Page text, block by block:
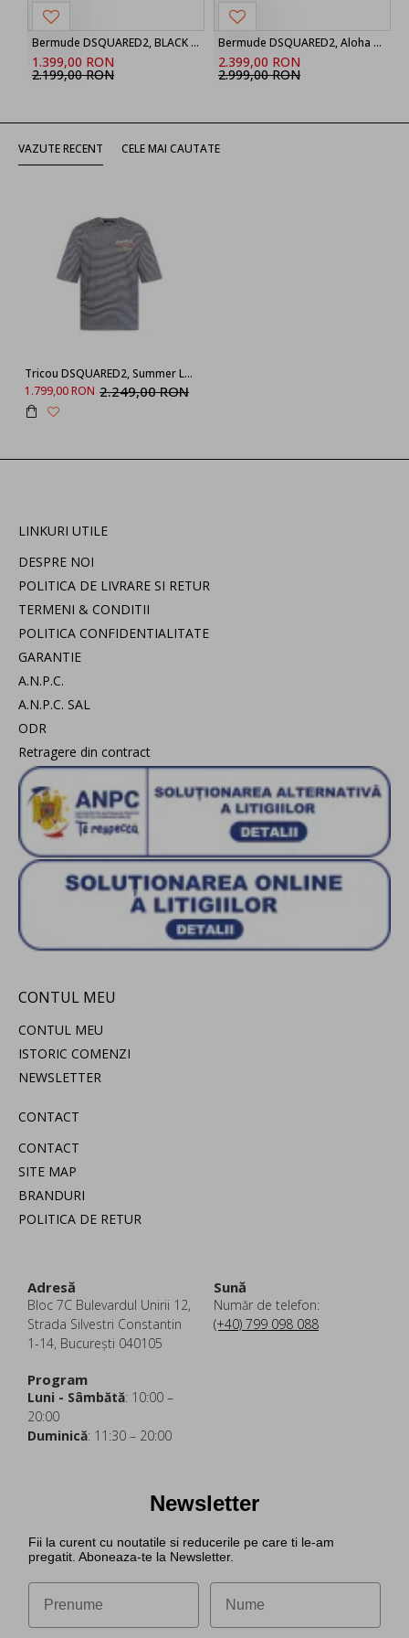
Bermude DSQUARED2, BLACK ‘Marine’ denim shorts
1.399,00 RON
2.199,00 RON
Bermude DSQUARED2, Aloha Souvenir Boxer Shorts
2.399,00 RON
2.999,00 RON
VAZUTE RECENT CELE MAI CAUTATE
Tricou DSQUARED2, Summer Lovers, Seaside Stripes, White, Black, Regular Fit
1.799,00 RON 2.249,00 RON
LINKURI UTILE
DESPRE NOI
POLITICA DE LIVRARE SI RETUR
TERMENI & CONDITII
POLITICA CONFIDENTIALITATE
GARANTIE
A.N.P.C.
A.N.P.C. SAL
ODR
Retragere din contract
CONTUL MEU
CONTUL MEU
ISTORIC COMENZI
NEWSLETTER
CONTACT
CONTACT
SITE MAP
BRANDURI
POLITICA DE RETUR
Adresă
Bloc 7C Bulevardul Unirii 12,
Strada Silvestri Constantin
1-14, București 040105
Sună
Număr de telefon:
(+40) 799 098 088
Program
Luni - Sâmbătă: 10:00 –
20:00
Duminică: 11:30 – 20:00
Newsletter
Fii la curent cu noutatile si reducerile pe care ti le-am
pregatit. Aboneaza-te la Newsletter.